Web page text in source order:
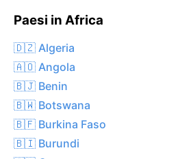
Paesi in Africa
🇩🇿 Algeria
🇦🇴 Angola
🇧🇯 Benin
🇧🇼 Botswana
🇧🇫 Burkina Faso
🇧🇮 Burundi